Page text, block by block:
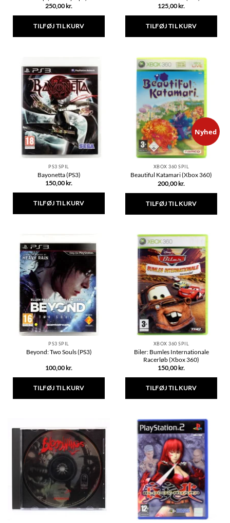
250,00 kr.
TILFØJ TIL KURV
125,00 kr.
TILFØJ TIL KURV
PS3 SPIL
Bayonetta (PS3)
150,00 kr.
TILFØJ TIL KURV
Nyhed
XBOX 360 SPIL
Beautiful Katamari (Xbox 360)
200,00 kr.
TILFØJ TIL KURV
PS3 SPIL
Beyond: Two Souls (PS3)
100,00 kr.
TILFØJ TIL KURV
XBOX 360 SPIL
Biler: Bumles Internationale
Racerløb (Xbox 360)
150,00 kr.
TILFØJ TIL KURV